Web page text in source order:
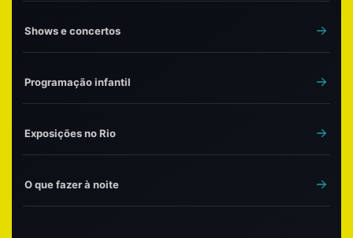
Shows e concertos
Programação infantil
Exposições no Rio
O que fazer à noite